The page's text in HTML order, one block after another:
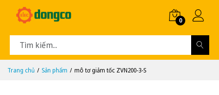
0
Trang chủ Sản phẩm mô tơ giảm tốc ZVN200-3-S